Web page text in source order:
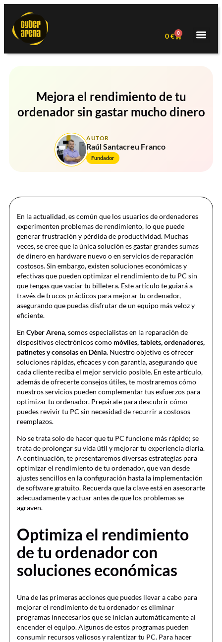
0€ 0
Mejora el rendimiento de tu
ordenador sin gastar mucho dinero
AUTOR
Raúl Santacreu Franco
Fundador
En la actualidad, es común que los usuarios de ordenadores
experimenten problemas de rendimiento, lo que puede
generar frustración y pérdida de productividad. Muchas
veces, se cree que la única solución es gastar grandes sumas
de dinero en hardware nuevo o en servicios de reparación
costosos. Sin embargo, existen soluciones económicas y
efectivas que pueden optimizar el rendimiento de tu PC sin
que tengas que vaciar tu billetera. Este artículo te guiará a
través de trucos prácticos para mejorar tu ordenador,
asegurando que puedas disfrutar de un equipo más veloz y
eficiente.
En Cyber Arena, somos especialistas en la reparación de
dispositivos electrónicos como móviles, tablets, ordenadores,
patinetes y consolas en Dénia. Nuestro objetivo es ofrecer
soluciones rápidas, eficaces y con garantía, asegurando que
cada cliente reciba el mejor servicio posible. En este artículo,
además de ofrecerte consejos útiles, te mostraremos cómo
nuestros servicios pueden complementar tus esfuerzos para
optimizar tu ordenador. Prepárate para descubrir cómo
puedes revivir tu PC sin necesidad de recurrir a costosos
reemplazos.
No se trata solo de hacer que tu PC funcione más rápido; se
trata de prolongar su vida útil y mejorar tu experiencia diaria.
A continuación, te presentaremos diversas estrategias para
optimizar el rendimiento de tu ordenador, que van desde
ajustes sencillos en la configuración hasta la implementación
de software gratuito. Recuerda que la clave está en asesorarte
adecuadamente y actuar antes de que los problemas se
agraven.
Optimiza el rendimiento
de tu ordenador con
soluciones económicas
Una de las primeras acciones que puedes llevar a cabo para
mejorar el rendimiento de tu ordenador es eliminar
programas innecesarios que se inician automáticamente al
encender el equipo. Algunos de estos programas pueden
consumir recursos valiosos y ralentizar tu PC. Para hacer